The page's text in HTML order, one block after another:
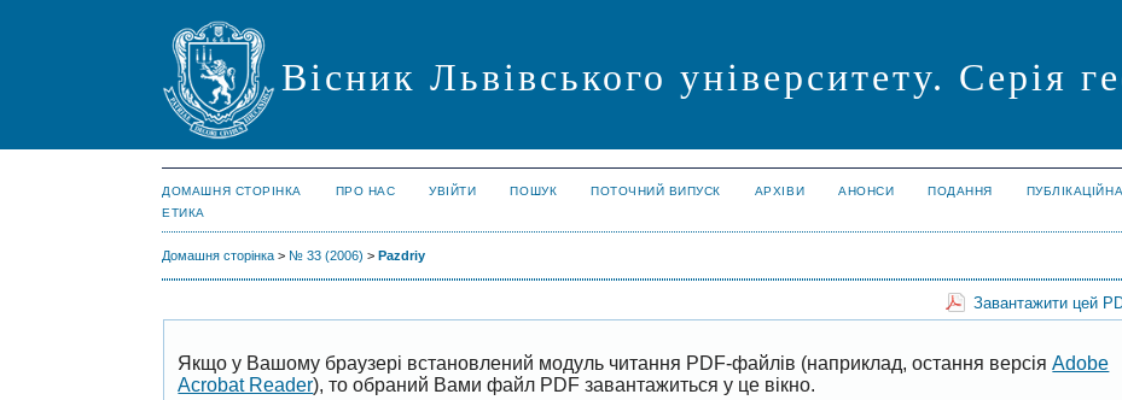
Вісник Львівського університету. Серія
ДОМАШНЯ СТОРІНКА ПРО НАС УВІЙТИ ПОШУК ПОТОЧНИЙ ВИПУСК АРХІВИ АНОНСИ ПОДАННЯ
ПУБЛІКАЦІЙНА
ЕТИКА
Домашня сторінка > № 33 (2006) >Pazdriy
Завантажити цей
Якщо у Вашому браузері встановлений модуль читання PDF-файлів (наприклад, остання версіяAdobe
Acrobat Reader), то обраний Вами файл PDF завантажиться у це вікно.